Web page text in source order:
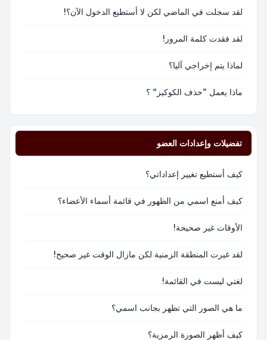
لقد سجلت في الماضي لكن لا أستطيع الدخول الآن؟!
لقد فقدت كلمة المرور!
لماذا يتم إخراجي آليا؟
ماذا يعمل ”حذف الكوكيز“ ؟
تفضيلات وإعدادات العضو
كيف أستطيع تغيير إعداداتي؟
كيف أمنع اسمي من الظهور في قائمة أسماء الأعضاء؟
الأوقات غير صحيحة!
لقد غيرت المنطقة الزمنية لكن مازال الوقت غير صحيح!
لغتي ليست في القائمة!
ما هي الصور التي تظهر بجانب اسمي؟
كيف أظهر الصورة الرمزية؟